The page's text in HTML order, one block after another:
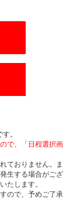
。
で、「日程選択画
ておりません。ま
生する場合がござ
たします。
ので、予めご了承